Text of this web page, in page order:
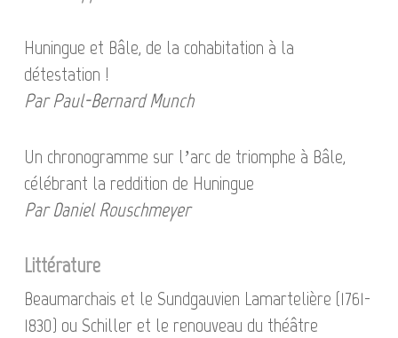
Huningue et Bâle, de la cohabitation à la
détestation !
Par Paul-Bernard Munch
Un chronogramme sur l’arc de triomphe à Bâle,
célébrant la reddition de Huningue
Par Daniel Rouschmeyer
Littérature
Beaumarchais et le Sundgauvien Lamartelière (1761-
1830) ou Schiller et le renouveau du théâtre